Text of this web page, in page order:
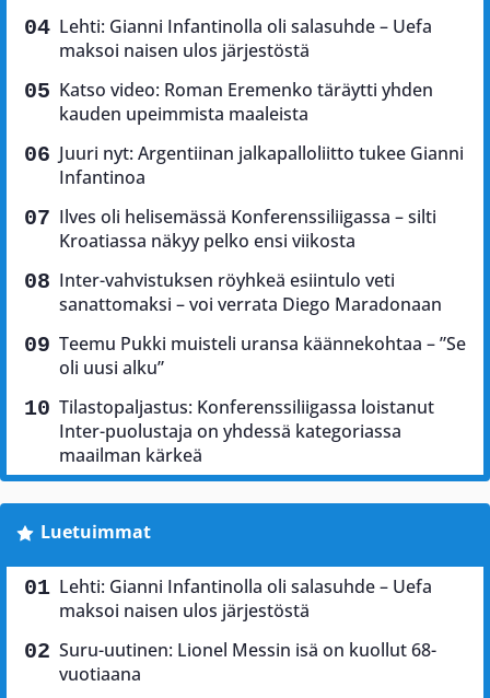
Lehti: Gianni Infantinolla oli salasuhde – Uefa
maksoi naisen ulos järjestöstä
Katso video: Roman Eremenko täräytti yhden
kauden upeimmista maaleista
Juuri nyt: Argentiinan jalkapalloliitto tukee Gianni
Infantinoa
Ilves oli helisemässä Konferenssiliigassa – silti
Kroatiassa näkyy pelko ensi viikosta
Inter-vahvistuksen röyhkeä esiintulo veti
sanattomaksi – voi verrata Diego Maradonaan
Teemu Pukki muisteli uransa käännekohtaa – ”Se
oli uusi alku”
Tilastopaljastus: Konferenssiliigassa loistanut
Inter-puolustaja on yhdessä kategoriassa
maailman kärkeä
Luetuimmat
Lehti: Gianni Infantinolla oli salasuhde – Uefa
maksoi naisen ulos järjestöstä
Suru-uutinen: Lionel Messin isä on kuollut 68-
vuotiaana